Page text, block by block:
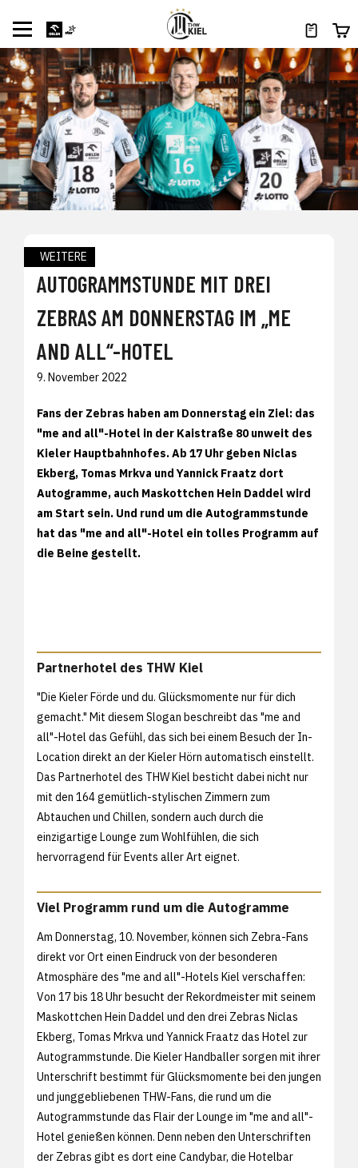
WEITERE
AUTOGRAMMSTUNDE MIT DREI
ZEBRAS AM DONNERSTAG IM „ME
AND ALL“-HOTEL
9. November 2022
Fans der Zebras haben am Donnerstag ein Ziel: das
"me and all"-Hotel in der Kaistraße 80 unweit des
Kieler Hauptbahnhofes. Ab 17 Uhr geben Niclas
Ekberg, Tomas Mrkva und Yannick Fraatz dort
Autogramme, auch Maskottchen Hein Daddel wird
am Start sein. Und rund um die Autogrammstunde
hat das "me and all"-Hotel ein tolles Programm auf
die Beine gestellt.
Partnerhotel des THW Kiel
"Die Kieler Förde und du. Glücksmomente nur für dich
gemacht." Mit diesem Slogan beschreibt das "me and
all"-Hotel das Gefühl, das sich bei einem Besuch der In-
Location direkt an der Kieler Hörn automatisch einstellt.
Das Partnerhotel des THW Kiel besticht dabei nicht nur
mit den 164 gemütlich-stylischen Zimmern zum
Abtauchen und Chillen, sondern auch durch die
einzigartige Lounge zum Wohlfühlen, die sich
hervorragend für Events aller Art eignet.
Viel Programm rund um die Autogramme
Am Donnerstag, 10. November, können sich Zebra-Fans
direkt vor Ort einen Eindruck von der besonderen
Atmosphäre des "me and all"-Hotels Kiel verschaffen:
Von 17 bis 18 Uhr besucht der Rekordmeister mit seinem
Maskottchen Hein Daddel und den drei Zebras Niclas
Ekberg, Tomas Mrkva und Yannick Fraatz das Hotel zur
Autogrammstunde. Die Kieler Handballer sorgen mit ihrer
Unterschrift bestimmt für Glücksmomente bei den jungen
und junggebliebenen THW-Fans, die rund um die
Autogrammstunde das Flair der Lounge im "me and all"-
Hotel genießen können. Denn neben den Unterschriften
der Zebras gibt es dort eine Candybar, die Hotelbar